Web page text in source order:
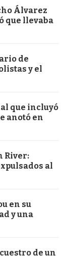
Álvarez
que llevaba
de
y el
que incluyó
anotó en
River:
al
en su
y una
de un